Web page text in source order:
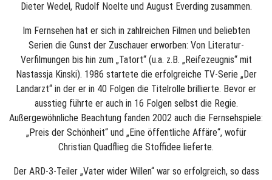
Dieter Wedel, Rudolf Noelte und August Everding zusammen.
Im Fernsehen hat er sich in zahlreichen Filmen und beliebten
Serien die Gunst der Zuschauer erworben: Von Literatur-
Verfilmungen bis hin zum „Tatort“ (u.a. z.B. „Reifezeugnis“ mit
Nastassja Kinski). 1986 startete die erfolgreiche TV-Serie „Der
Landarzt“ in der er in 40 Folgen die Titelrolle brillierte. Bevor er
ausstieg führte er auch in 16 Folgen selbst die Regie.
Außergewöhnliche Beachtung fanden 2002 auch die Fernsehspiele:
„Preis der Schönheit“ und „Eine öffentliche Affäre“, wofür
Christian Quadflieg die Stoffidee lieferte.
Der ARD-3-Teiler „Vater wider Willen“ war so erfolgreich, so dass